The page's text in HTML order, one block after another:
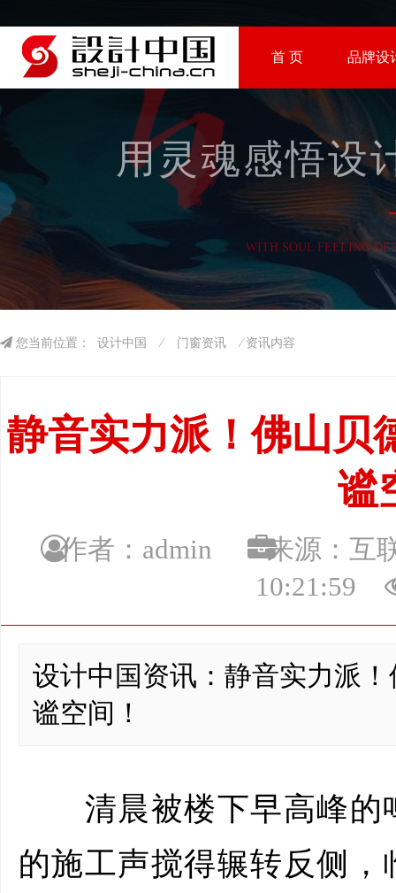
首 页 品牌设
用灵魂感悟设
WITH SOUL FEELING
您当前位置： 设计中国 ⁄ 门窗资讯 ⁄ 资讯内容
静音实力派！佛山贝
谧
作者：admin
来源：
10:21:59
设计中国资讯：静音实力派
谧空间！
清晨被楼下早高峰的
的施工声搅得辗转反侧